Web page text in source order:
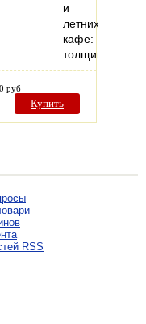
и
летних
кафе:
толщина…
руб
Купить
RSS